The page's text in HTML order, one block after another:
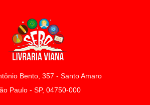
Bento, 357 - Santo Amaro
Paulo - SP, 04750-000